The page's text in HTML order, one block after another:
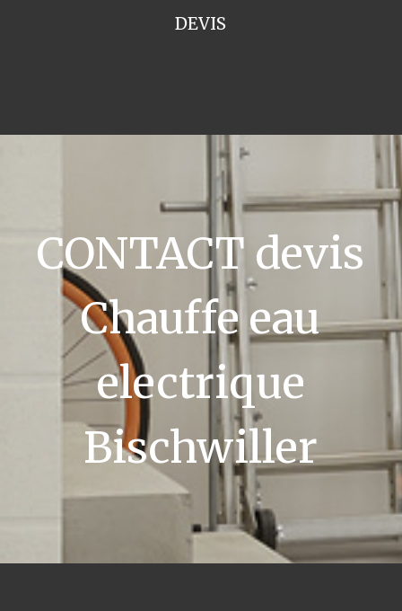
DEVIS
CONTACT devis
Chauffe eau
electrique
Bischwiller